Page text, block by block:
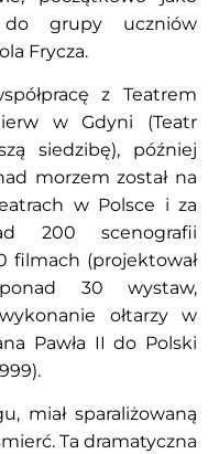
do grupy uczniów
Frycza.
z Teatrem
w Gdyni (Teatr
siedzibę), później
morzem został na
w Polsce i za
200 scenografii
filmach (projektował
30 wystaw,
ołtarzy w
Pawła II do Polski
miał sparaliżowaną
Ta dramatyczna